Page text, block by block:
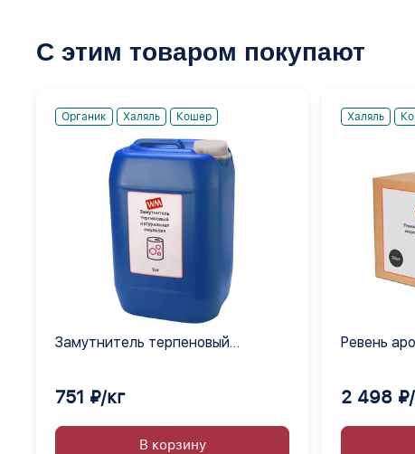
С этим товаром покупают
Органик Халяль Кошер
Замутнитель терпеновый
751 ₽/кг
В корзину
Халяль
Ревень
2 498